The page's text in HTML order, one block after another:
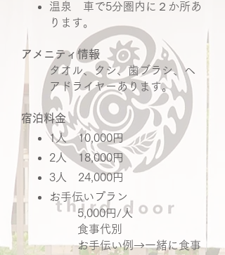
温泉 車で5分圏内に２か所あ
ります。
アメニティ情報
タオル、クシ、歯ブラシ、ヘ
アドライヤーあります。
宿泊料金
1人 10,000円
2人 18,000円
3人 24,000円
お手伝いプラン
5,000円/人
食事代別
お手伝い例→一緒に食事